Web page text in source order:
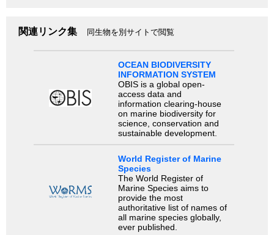
関連リンク集 同生物を別サイトで閲覧
OCEAN BIODIVERSITY
INFORMATION SYSTEM
OBIS is a global open-
access data and
information clearing-house
on marine biodiversity for
science, conservation and
sustainable development.
World Register of Marine
Species
The World Register of
Marine Species aims to
provide the most
authoritative list of names of
all marine species globally,
ever published.